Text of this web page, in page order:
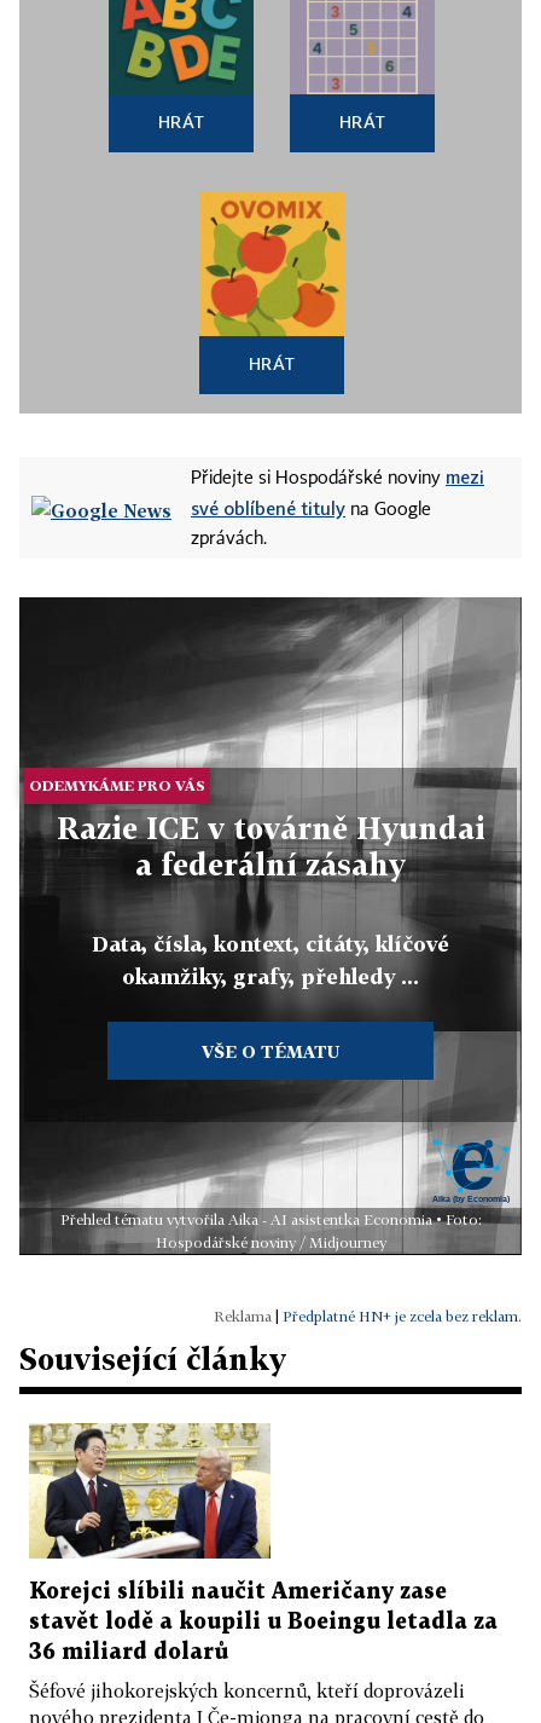
HRÁT HRÁT
HRÁT
Přidejte si Hospodářské noviny mezi
své oblíbené tituly na Google
zprávách.
ODEMYKÁME PRO VÁS
Razie ICE v továrně Hyundai
a federální zásahy
Data, čísla, kontext, citáty, klíčové
okamžiky, grafy, přehledy ...
VŠE O TÉMATU
Přehled tématu vytvořila Aika - AI asistentka Economia • Foto:
Hospodářské noviny / Midjourney
| Předplatné HN+ je zcela bez reklam.
Související články
Korejci slíbili naučit Američany zase
stavět lodě a koupili u Boeingu letadla za
36 miliard dolarů
Šéfové jihokorejských koncernů, kteří doprovázeli
nového prezidenta I Če-mjonga na pracovní cestě do